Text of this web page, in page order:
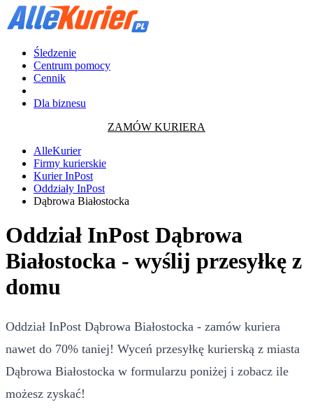
Śledzenie
Centrum pomocy
Cennik
Dla biznesu
ZAMÓW KURIERA
AlleKurier
Firmy kurierskie
Kurier InPost
Oddziały InPost
Dąbrowa Białostocka
Oddział InPost Dąbrowa
Białostocka - wyślij przesyłkę z
domu
Oddział InPost Dąbrowa Białostocka - zamów kuriera
nawet do 70% taniej! Wyceń przesyłkę kurierską z miasta
Dąbrowa Białostocka w formularzu poniżej i zobacz ile
możesz zyskać!